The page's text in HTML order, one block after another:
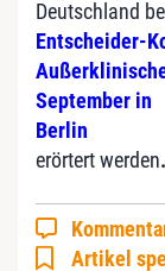
Deutschland
Entscheider-
September in
Berlin
erörtert werden.
Artikel